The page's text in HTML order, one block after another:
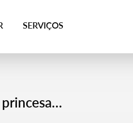
SERVIÇOS
princesa…